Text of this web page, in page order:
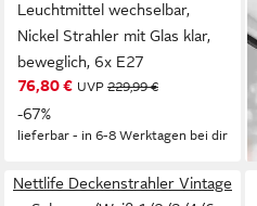
Leuchtmittel wechselbar,
Nickel Strahler mit Glas klar,
beweglich, 6x E27
76,80 € UVP 229,99 €
-67%
lieferbar - in 6-8 Werktagen bei dir
Nettlife Deckenstrahler Vintage